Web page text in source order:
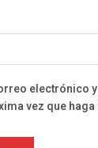
electrónico
vez que